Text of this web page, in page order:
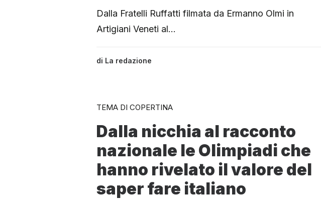
Dalla Fratelli Ruffatti filmata da Ermanno Olmi in
Artigiani Veneti al…
di La redazione
TEMA DI COPERTINA
Dalla nicchia al racconto
nazionale le Olimpiadi che
hanno rivelato il valore del
saper fare italiano